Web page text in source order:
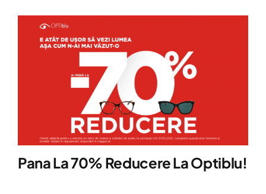
Pana La 70% Reducere La Optiblu!